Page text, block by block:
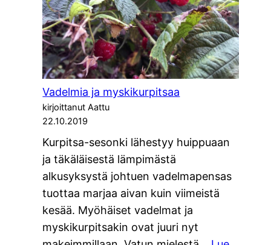
varttuneen
väen
Schlagereita
Vadelmia ja myskikurpitsaa
kirjoittanut Aattu
22.10.2019
Kurpitsa-sesonki lähestyy huippuaan
ja täkäläisestä lämpimästä
alkusyksystä johtuen vadelmapensas
tuottaa marjaa aivan kuin viimeistä
kesää. Myöhäiset vadelmat ja
myskikurpitsakin ovat juuri nyt